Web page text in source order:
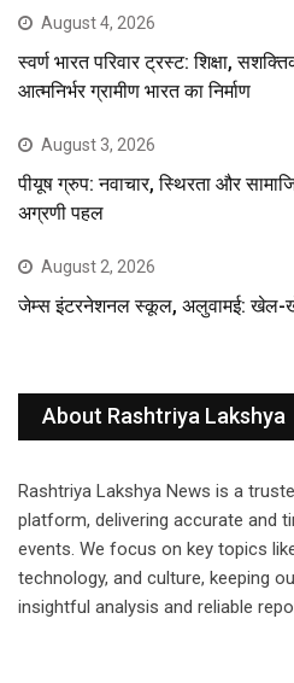
August 4, 2026
स्वर्ण भारत परिवार ट्रस्ट: शिक्षा,
आत्मनिर्भर ग्रामीण भारत का निर्माण
August 3, 2026
पीयूष ग्रुप: नवाचार, स्थिरता और
अग्रणी पहल
August 2, 2026
जेम्स इंटरनेशनल स्कूल, अलुवामई: खेल-
About Rashtriya Lakshya
Rashtriya Lakshya News is a
platform, delivering accurate and
events. We focus on key topics
technology, and culture, keeping
insightful analysis and reliable